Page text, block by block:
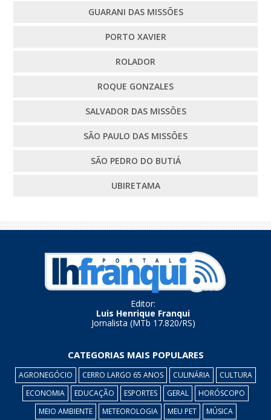
GUARANI DAS MISSÕES
PORTO XAVIER
ROLADOR
ROQUE GONZALES
SALVADOR DAS MISSÕES
SÃO PAULO DAS MISSÕES
SÃO PEDRO DO BUTIÁ
UBIRETAMA
Editor:
Luis Henrique Franqui
Jornalista (MTb 17.820/RS)
CATEGORIAS MAIS POPULARES
AGRONEGÓCIO CERRO LARGO 65 ANOS CULINÁRIA
CULTURA
ECONOMIA
EDUCAÇÃO ESPORTES GERAL
HORÓSCOPO
MEIO AMBIENTE
METEOROLOGIA MEU PET MÚSICA